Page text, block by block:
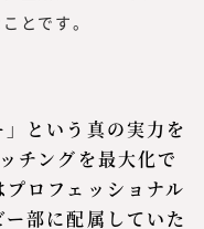
とです。
という真の実力を
チングを最大化で
ロフェッショナル
部に配属していた